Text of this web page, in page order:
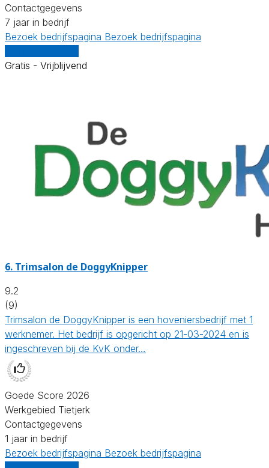
Contactgegevens
7 jaar in bedrijf
Bezoek bedrijfspagina Bezoek bedrijfspagina
Gratis - Vrijblijvend
6. Trimsalon de DoggyKnipper
9.2
(9)
Trimsalon de DoggyKnipper is een hoveniersbedrijf met 1
werknemer. Het bedrijf is opgericht op 21-03-2024 en is
ingeschreven bij de KvK onder…
Goede Score 2026
Werkgebied Tietjerk
Contactgegevens
1 jaar in bedrijf
Bezoek bedrijfspagina Bezoek bedrijfspagina